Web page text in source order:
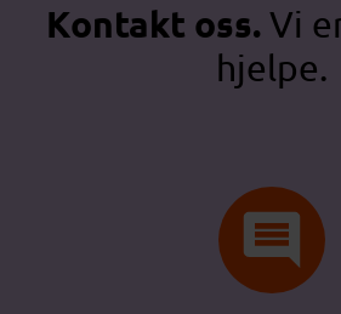
Kontakt oss.Vi
hjelpe.